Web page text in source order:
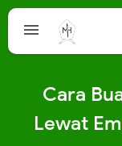

Cara
Lewat